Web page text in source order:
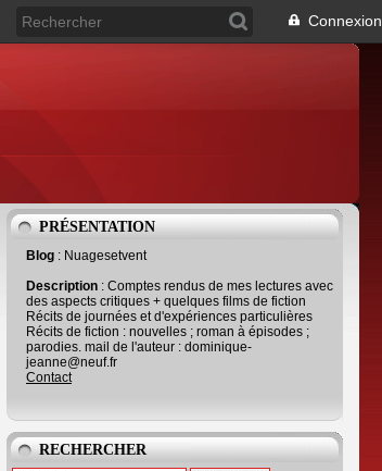
Connexion
PRÉSENTATION
Blog : Nuagesetvent
Description : Comptes rendus de mes lectures avec
des aspects critiques + quelques films de fiction
Récits de journées et d'expériences particulières
Récits de fiction : nouvelles ; roman à épisodes ;
parodies. mail de l'auteur : dominique-
jeanne@neuf.fr
Contact
RECHERCHER